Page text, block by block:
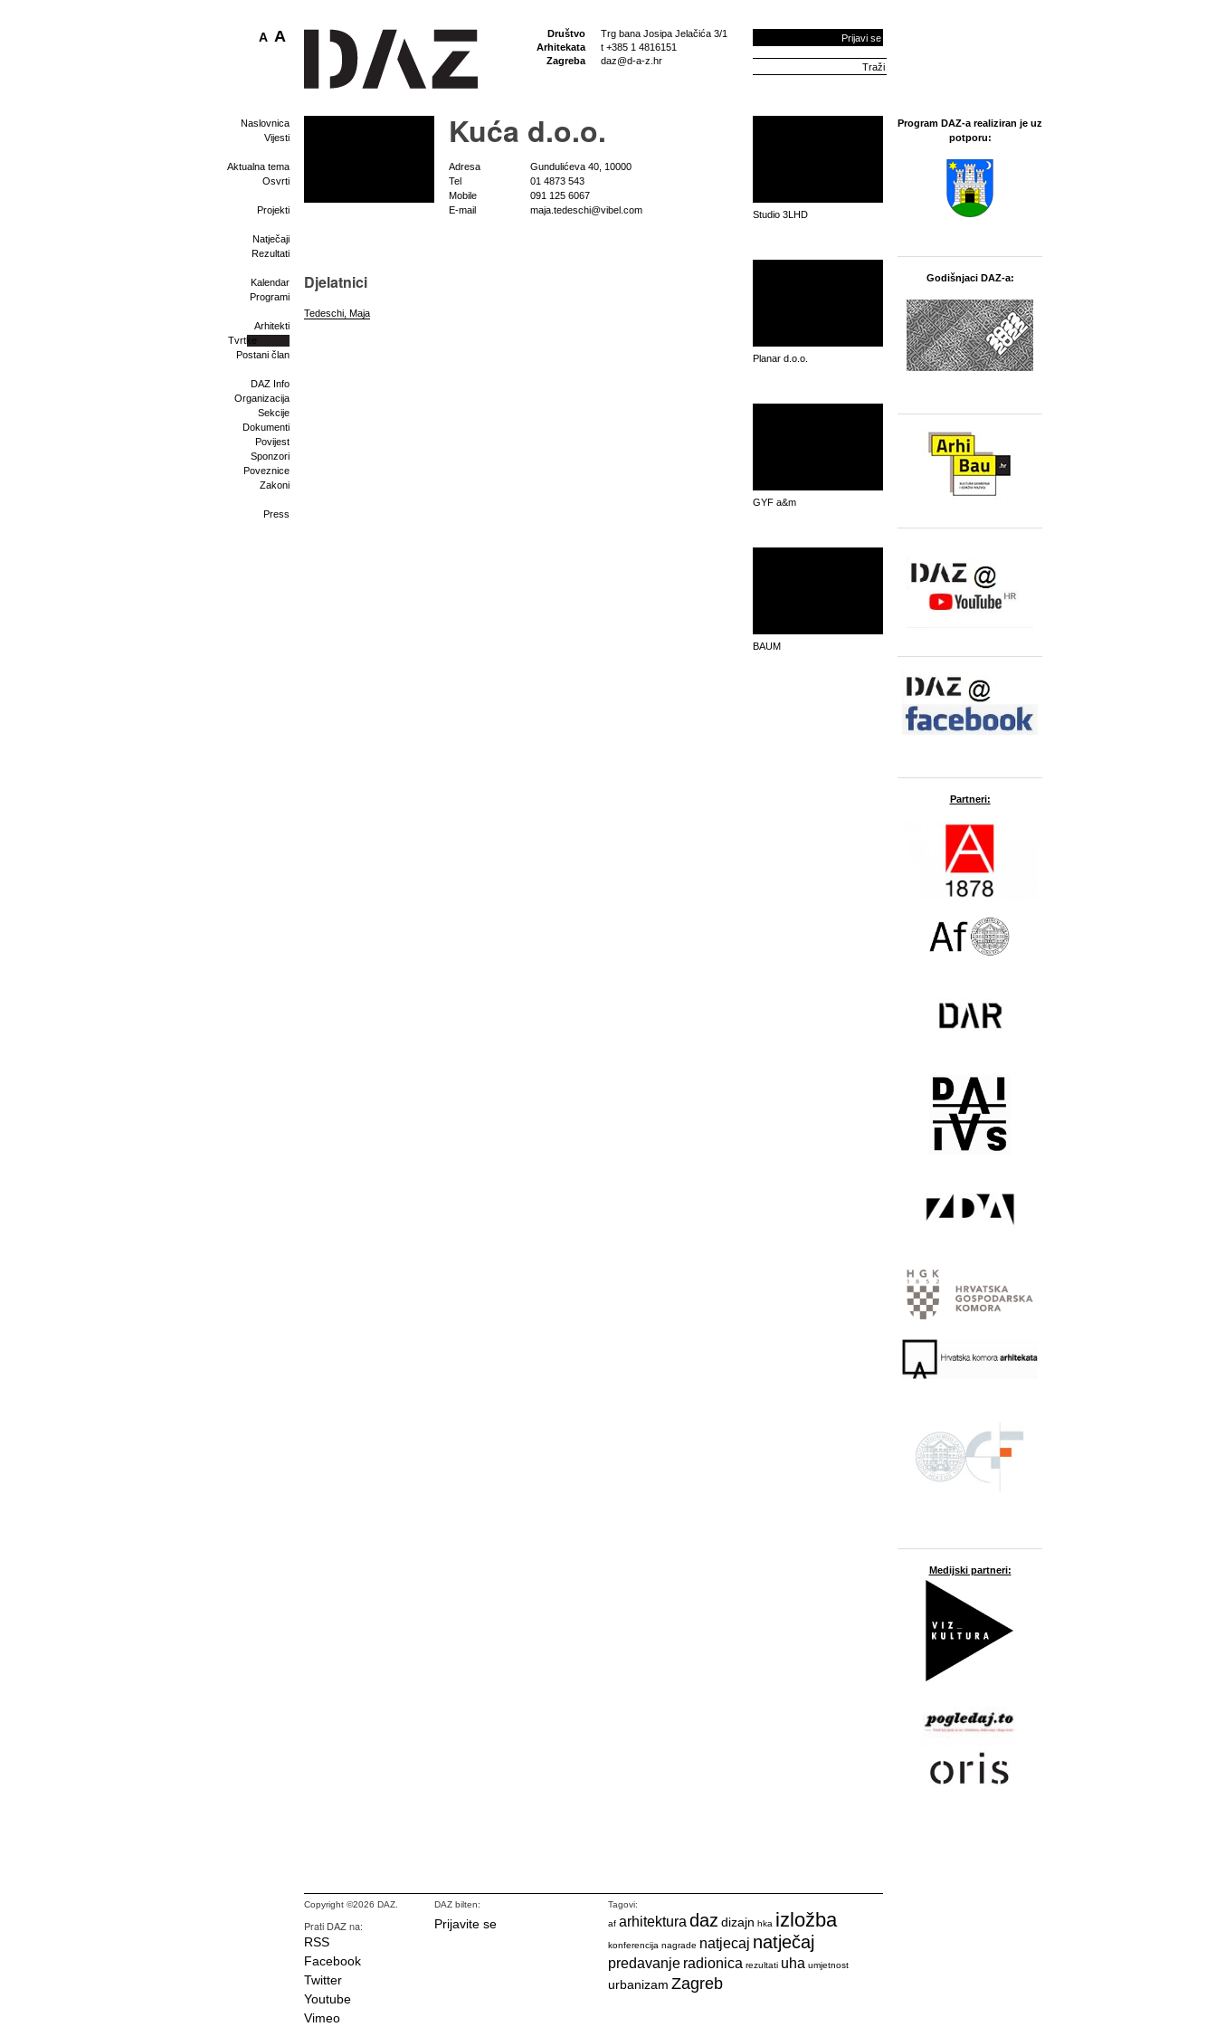
Društvo
Arhitekata
Zagreba
Trg bana Josipa Jelačića 3/1
t +385 1 4816151
daz@d-a-z.hr
Prijavi se
A A
Naslovnica
Vijesti
Aktualna tema
Osvrti
Projekti
Natječaji
Rezultati
Kalendar
Programi
Arhitekti
Tvrtke
Postani član
DAZ Info
Organizacija
Sekcije
Dokumenti
Povijest
Sponzori
Poveznice
Zakoni
Press
Kuća d.o.o.
Adresa
Gundulićeva 40, 10000
Tel
01 4873 543
Mobile
091 125 6067
E-mail
maja.tedeschi@vibel.com
Djelatnici
Tedeschi, Maja
Studio 3LHD
Planar d.o.o.
GYF a&m
BAUM
Program DAZ-a realiziran je uz
potporu:
Godišnjaci DAZ-a:
Partneri:
Medijski partneri:
Copyright ©2026 DAZ.
Prati DAZ na:
RSS
Facebook
Twitter
Youtube
Vimeo
DAZ bilten:
Prijavite se
Tagovi:
af arhitektura daz dizajn hka izložba
konferencija nagrade natjecaj natječaj
predavanje radionica rezultati uha umjetnost
urbanizam Zagreb